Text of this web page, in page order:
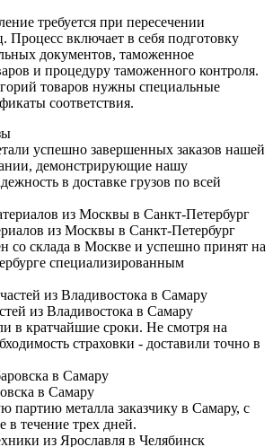
требуется при пересечении
Процесс включает в себя подготовку
документов, таможенное
и процедуру таможенного контроля.
товаров нужны специальные
соответствия.
успешно завершенных заказов нашей
демонстрирующие нашу
в доставке грузов по всей
из Москвы в Санкт-Петербург
со склада в Москве и успешно принят на
специализированным
из Владивостока в Самару
в кратчайшие сроки. Не смотря на
страховки - доставили точно в
в Самару
партию металла заказчику в Самару, с
в течение трех дней.